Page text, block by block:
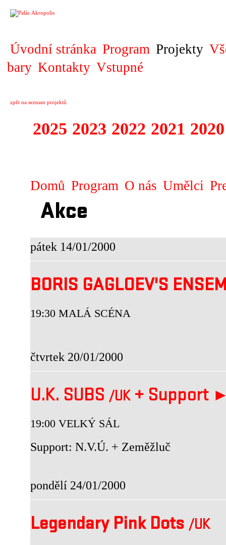
Úvodní stránka Program Projekty
bary Kontakty Vstupné
zpět na seznam projektů
2025 2023 2022 2021 2020
Domů Program O nás Umělci
Akce
pátek 14/01/2000
BORIS GAGLOEV'S
19:30 MALÁ SCÉNA
čtvrtek 20/01/2000
U.K. SUBS /UK + Support
19:00 VELKÝ SÁL
Support: N.V.Ú. + Zeměžluč
pondělí 24/01/2000
Legendary Pink Dots /UK